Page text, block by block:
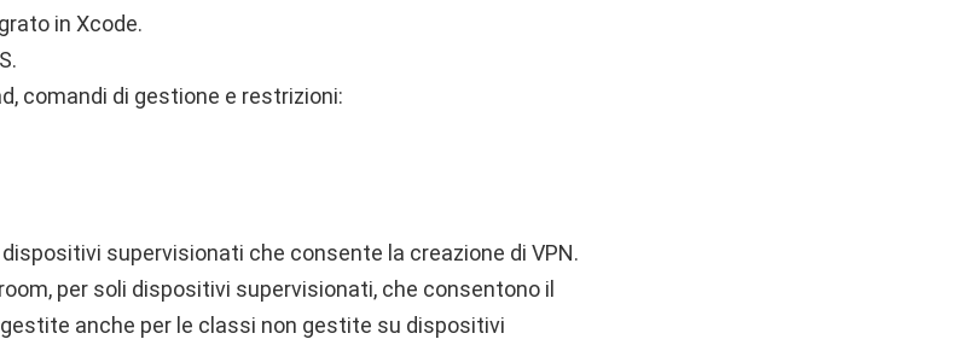
in Xcode.
comandi di gestione e restrizioni:
supervisionati che consente la creazione di VPN.
per soli dispositivi supervisionati, che consentono il
anche per le classi non gestite su dispositivi